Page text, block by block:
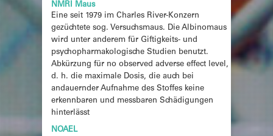
NMRI Maus
Eine seit 1979 im Charles River-Konzern
gezüchtete sog. Versuchsmaus. Die Albinomaus
wird unter anderem für Giftigkeits- und
psychopharmakologische Studien benutzt.
Abkürzung für no observed adverse effect level,
d. h. die maximale Dosis, die auch bei
andauernder Aufnahme des Stoffes keine
erkennbaren und messbaren Schädigungen
hinterlässt
NOAEL